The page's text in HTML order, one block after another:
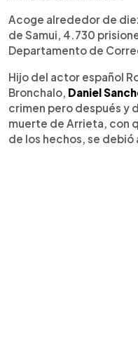
Acoge alrededor de
de Samui, 4.730
Departamento de
Hijo del actor español
Bronchalo, Daniel
crimen pero después y
muerte de Arrieta, con
de los hechos, se